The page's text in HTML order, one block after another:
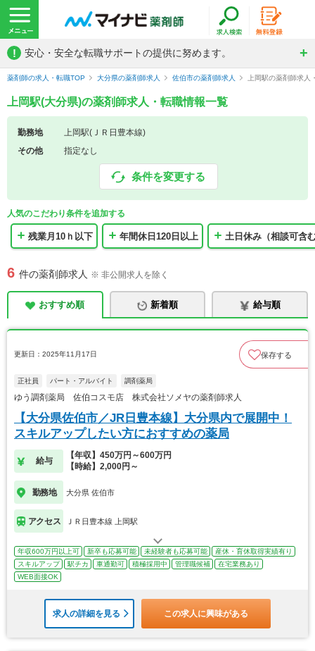
! 安心・安全な転職サポートの提供に努めます。
薬剤師の求人・転職TOP 大分県の薬剤師求人 佐伯市の薬剤師求人 上岡駅の薬剤師求人
上岡駅(大分県)の薬剤師求人・転職情報一覧
勤務地
上岡駅(ＪＲ日豊本線)
その他
指定なし
条件を変更する
人気のこだわり条件を追加する
残業月10ｈ以下 年間休日120日以上 土日休み（相談可含
6 件の薬剤師求人 ※ 非公開求人を除く
おすすめ順 新着順 給与順
更新日：2025年11月17日 保存する
正社員 パート・アルバイト 調剤薬局
ゆう調剤薬局 佐伯コスモ店 株式会社ソメヤの薬剤師求人
【大分県佐伯市／JR日豊本線】大分県内で展開中！
スキルアップしたい方におすすめの薬局
給与
【年収】450万円～600万円
【時給】2,000円～
勤務地 大分県 佐伯市
アクセス ＪＲ日豊本線 上岡駅
年収600万円以上可 新卒も応募可能 未経験者も応募可能
産休・育休取得実績有り
スキルアップ
駅チカ 車通勤可 積極採用中 管理職候補
在宅業務あり
WEB面接OK
求人の詳細を見る この求人に興味がある